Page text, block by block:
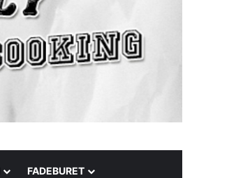
FADEBURET